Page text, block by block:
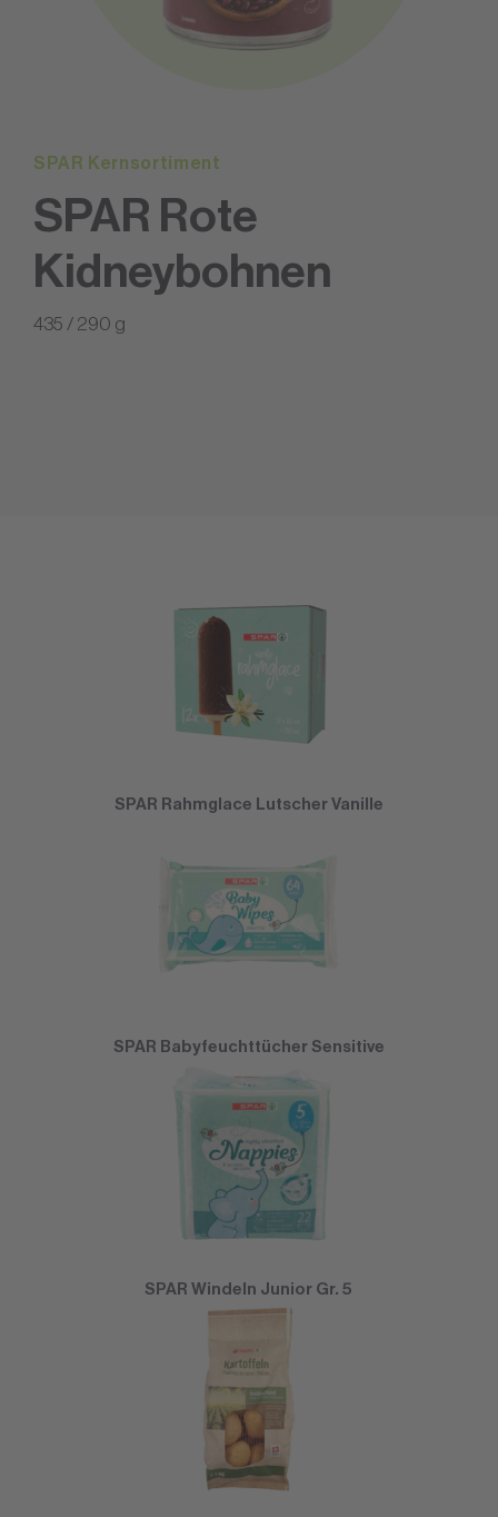
SPAR Kernsortiment
SPAR Rote
Kidneybohnen
435 / 290 g
SPAR Rahmglace Lutscher Vanille
SPAR Babyfeuchttücher Sensitive
SPAR Windeln Junior Gr. 5